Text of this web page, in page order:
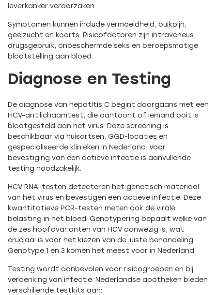
leverkanker veroorzaken.
Symptomen kunnen include vermoeidheid, buikpijn,
geelzucht en koorts. Risicofactoren zijn intraveneus
drugsgebruik, onbeschermde seks en beroepsmatige
blootstelling aan bloed.
Diagnose en Testing
De diagnose van hepatitis C begint doorgaans met een
HCV-antilichaamtest, die aantoont of iemand ooit is
blootgesteld aan het virus. Deze screening is
beschikbaar via huisartsen, GGD-locaties en
gespecialiseerde klinieken in Nederland. Voor
bevestiging van een actieve infectie is aanvullende
testing noodzakelijk.
HCV RNA-testen detecteren het genetisch materiaal
van het virus en bevestigen een actieve infectie. Deze
kwantitatieve PCR-testen meten ook de virale
belasting in het bloed. Genotypering bepaalt welke van
de zes hoofdvarianten van HCV aanwezig is, wat
cruciaal is voor het kiezen van de juiste behandeling.
Genotype 1 en 3 komen het meest voor in Nederland.
Testing wordt aanbevolen voor risicogroepen en bij
verdenking van infectie. Nederlandse apotheken bieden
verschillende testkits aan: